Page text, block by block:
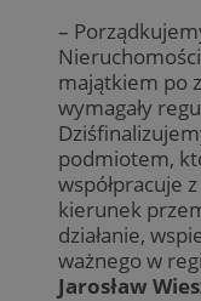
–
majątkiem po
wymagały
podmiotem,
współpracuje
kierunek
działanie,
ważnego w
Jarosław